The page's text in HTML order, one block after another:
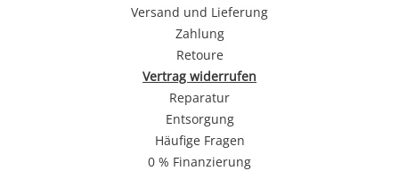
Versand und Lieferung
Zahlung
Retoure
Vertrag widerrufen
Reparatur
Entsorgung
Häufige Fragen
0 % Finanzierung